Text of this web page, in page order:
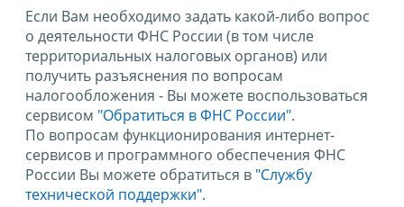
Если Вам необходимо задать какой-либо вопрос
о деятельности ФНС России (в том числе
территориальных налоговых органов) или
получить разъяснения по вопросам
налогообложения - Вы можете воспользоваться
сервисом "Обратиться в ФНС России".
По вопросам функционирования интернет-
сервисов и программного обеспечения ФНС
России Вы можете обратиться в "Службу
технической поддержки".